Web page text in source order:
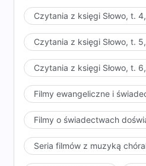
Czytania z księgi Słowo, t.
Czytania z księgi Słowo, t.
Czytania z księgi Słowo, t.
Filmy ewangeliczne i
Filmy o świadectwach
Seria filmów z muzyką